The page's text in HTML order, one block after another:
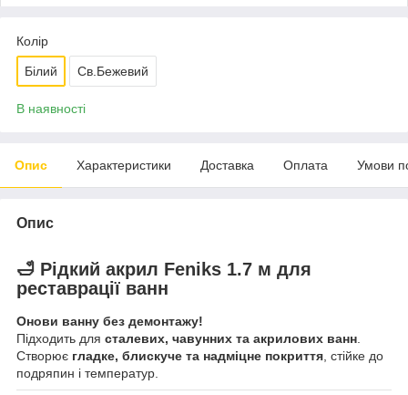
Колір
Білий Св.Бежевий
В наявності
Опис Характеристики Доставка Оплата Умови
Опис
🛁 Рідкий акрил Feniks 1.7 м для
реставрації ванн
Онови ванну без демонтажу!
Підходить для сталевих, чавунних та акрилових ванн
Створює гладке, блискуче та надміцне покриття , стійке до
подряпин і температур.